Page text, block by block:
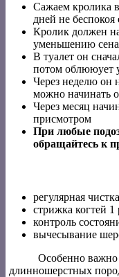
Сажаем кролика
дней не беспокоя
Кролик должен
уменьшению
В туалет он
потом облююует
Через неделю он
можно начинать
Через месяц
присмотром
При любые
обращайтесь к
регулярная
стрижка когтей 1
контроль
вычесывание
Особенно важно
длинношерстных